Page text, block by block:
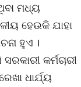
ମଧ୍ୟ
ହେଉକି ଯାହା
ହୁଏ ।
କର୍ମଚାରୀ
ଧାର୍ଯ୍ୟ